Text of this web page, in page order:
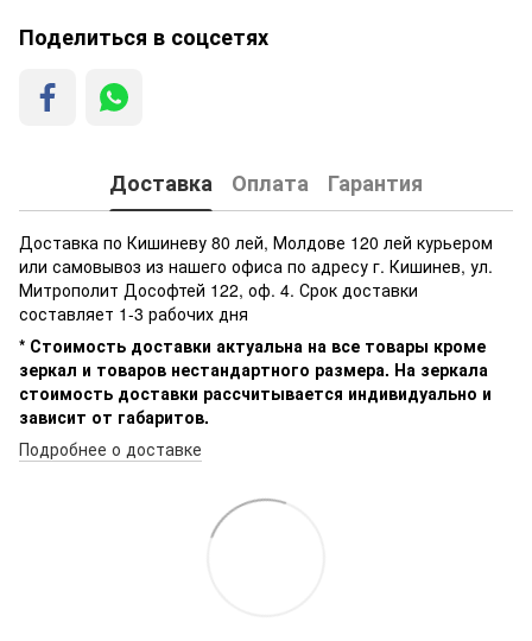
Поделиться в соцсетях
Доставка Оплата Гарантия
Доставка по Кишиневу 80 лей, Молдове 120 лей курьером
или самовывоз из нашего офиса по адресу г. Кишинев, ул.
Митрополит Дософтей 122, оф. 4. Срок доставки
составляет 1-3 рабочих дня
* Стоимость доставки актуальна на все товары кроме
зеркал и товаров нестандартного размера. На зеркала
стоимость доставки рассчитывается индивидуально и
зависит от габаритов.
Подробнее о доставке